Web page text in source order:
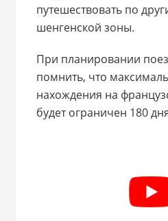
путешествовать по
шенгенской зоны.
При планировании
помнить, что
нахождения на
будет ограничен 180